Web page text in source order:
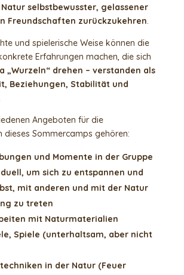
selbstbewusster, gelassener
Freundschaften zurückzukehren.
und spielerische Weise können die
Erfahrungen machen, die sich
„Wurzeln“ drehen – verstanden als
Beziehungen, Stabilität und
Angeboten für die
dieses Sommercamps gehören:
und Momente in der Gruppe
um sich zu entspannen und
mit anderen und mit der Natur
zu treten
mit Naturmaterialien
Spiele (unterhaltsam, aber nicht
in der Natur (Feuer